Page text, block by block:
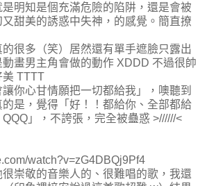
明知是個充滿危險的陷阱，還是會被
甜美的誘惑中失神，的感覺。簡直撩
很多（笑）居然還有單手遮臉只露出
畫男主角會做的動作 XDDD 不過很帥
美 TTTT
你心甘情願把一切都給我」，噢聽到
是，覺得「好！！都給你、全部都給
」，不誇張，完全被蠱惑 >//////<
watch?v=zG4DBQj9Pf4
崇敬的音樂人的、很難唱的歌，我還